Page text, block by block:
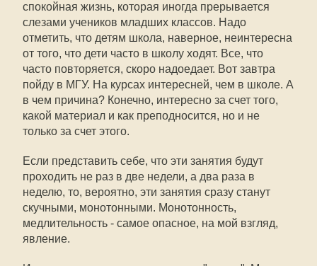
спокойная жизнь, которая иногда прерывается
слезами учеников младших классов. Надо
отметить, что детям школа, наверное, неинтересна
от того, что дети часто в школу ходят. Все, что
часто повторяется, скоро надоедает. Вот завтра
пойду в МГУ. На курсах интересней, чем в школе. А
в чем причина? Конечно, интересно за счет того,
какой материал и как преподносится, но и не
только за счет этого.
Если представить себе, что эти занятия будут
проходить не раз в две недели, а два раза в
неделю, то, вероятно, эти занятия сразу станут
скучными, монотонными. Монотонность,
медлительность - самое опасное, на мой взгляд,
явление.